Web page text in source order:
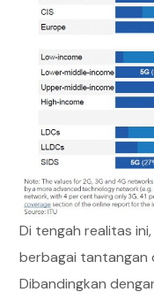
Di tengah realitas
berbagai tantangan
Dibandingkan